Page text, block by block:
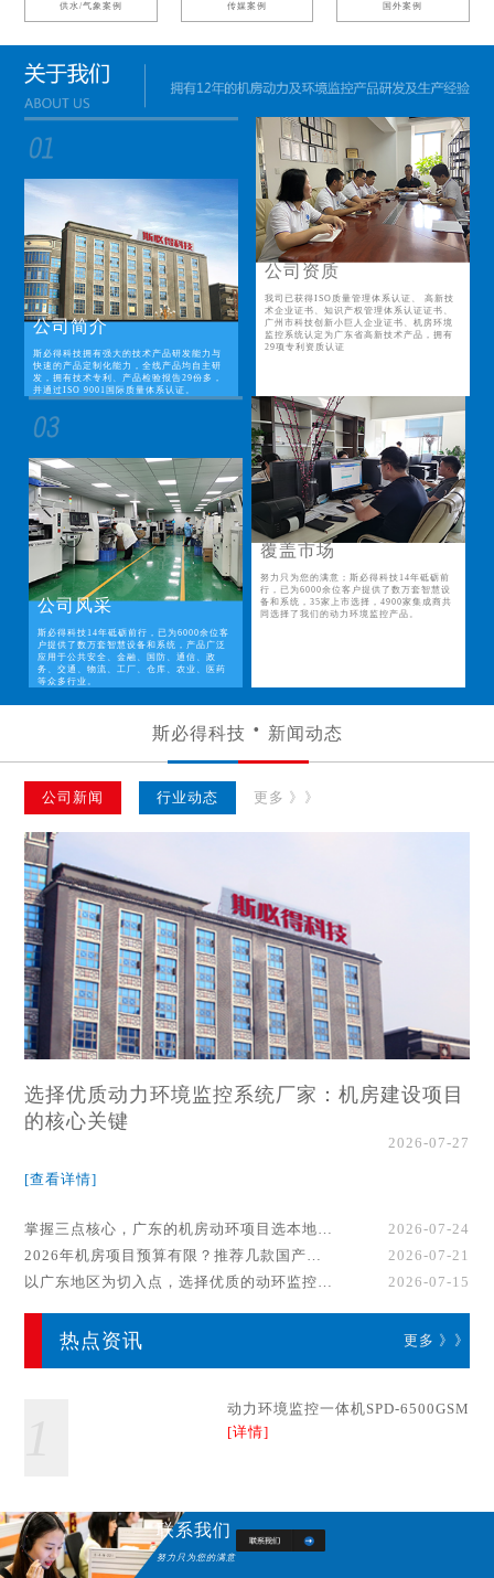
供水/气象案例 传媒案例 国外案例
公司简介
斯必得科技拥有强大的技术产品研发能力与
快速的产品定制化能力，全线产品均自主研
发，拥有技术专利、产品检验报告29份多，
并通过ISO 9001国际质量体系认证。
公司资质
我司已获得ISO质量管理体系认证、 高新技
术企业证书、知识产权管理体系认证证书、
广州市科技创新小巨人企业证书、机房环境
监控系统认定为广东省高新技术产品，拥有
29项专利资质认证
公司风采
斯必得科技14年砥砺前行，已为6000余位客
户提供了数万套智慧设备和系统，产品广泛
应用于公共安全、金融、国防、通信、政
务、交通、物流、工厂、仓库、农业、医药
等众多行业。
覆盖市场
努力只为您的满意；斯必得科技14年砥砺前
行，已为6000余位客户提供了数万套智慧设
备和系统，35家上市选择，4900家集成商共
同选择了我们的动力环境监控产品。
斯必得科技 新闻动态
公司新闻 行业动态 更多 》》
选择优质动力环境监控系统厂家：机房建设项目
的核心关键
2026-07-27
[查看详情]
掌握三点核心，广东的机房动环项目选本地厂家事半功倍！
2026-07-24
2026年机房项目预算有限？推荐几款国产动环监控系统品牌
2026-07-21
以广东地区为切入点，选择优质的动环监控系统厂家
2026-07-15
热点资讯 更多 》》
动力环境监控一体机SPD-6500GSM
[详情]
联系我们
努力只为您的满意